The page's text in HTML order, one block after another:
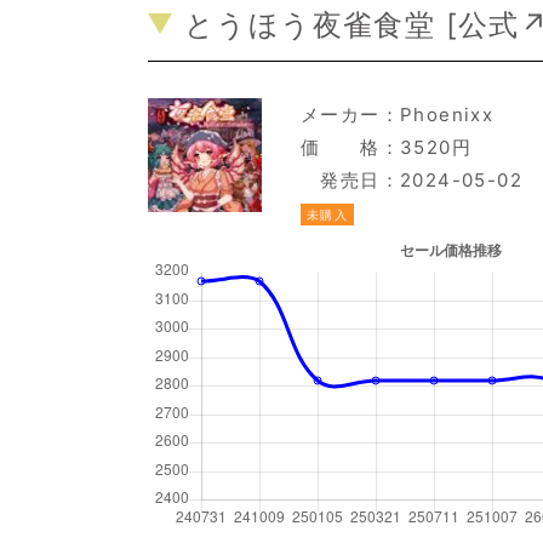
とうほう夜雀食堂 [公式
メーカー： Phoenixx
価 格：3520円
発売日：2024-05-02
未購入